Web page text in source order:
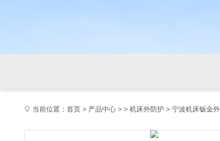
当前位置： 首页 > 产品中心 > > 机床外防护 > 宁波机床钣金